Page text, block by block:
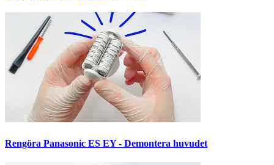
Rengöra Panasonic ES EY - Demontera huvudet